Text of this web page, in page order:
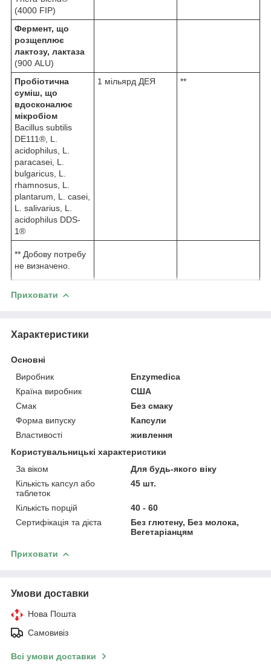
(4000 FIP)
Фермент, що
розщеплює
лактозу, лактаза
(900 ALU)
Пробіотична
суміш, що
вдосконалює
мікробіом
Bacillus subtilis
DE111®, L.
acidophilus, L.
paracasei, L.
bulgaricus, L.
rhamnosus, L.
plantarum, L. casei,
L. salivarius, L.
acidophilus DDS-
1®
1 мільярд ДЕЯ **
** Добову потребу
не визначено.
Приховати
Характеристики
Основні
Виробник
Enzymedica
Країна виробник
США
Смак
Без смаку
Форма випуску
Капсули
Властивості
живлення
Користувальницькі характеристики
За віком
Для будь-якого віку
Кількість капсул або
таблеток
45 шт.
Кількість порцій
40 - 60
Сертифікація та дієта
Без глютену, Без молока,
Вегетаріанцям
Приховати
Умови доставки
Нова Пошта
Самовивіз
Всі умови доставки